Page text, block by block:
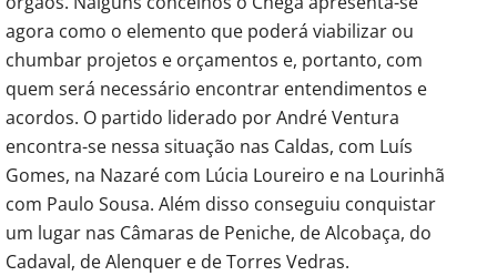
agora como o elemento que poderá viabilizar ou
chumbar projetos e orçamentos e, portanto, com
quem será necessário encontrar entendimentos e
acordos. O partido liderado por André Ventura
encontra-se nessa situação nas Caldas, com Luís
Gomes, na Nazaré com Lúcia Loureiro e na Lourinhã
com Paulo Sousa. Além disso conseguiu conquistar
um lugar nas Câmaras de Peniche, de Alcobaça, do
Cadaval, de Alenquer e de Torres Vedras.